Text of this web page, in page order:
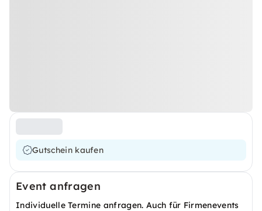
Gutschein kaufen
Event anfragen
Individuelle Termine anfragen. Auch für Firmenevents